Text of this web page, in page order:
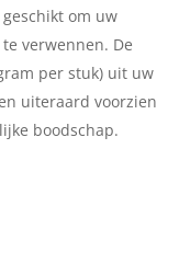
om uw
verwennen. De
per stuk) uit uw
uiteraard voorzien
boodschap.